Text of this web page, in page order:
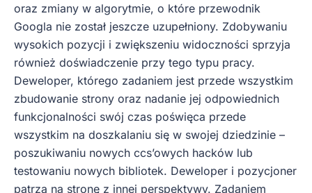
oraz zmiany w algorytmie, o które przewodnik
Googla nie został jeszcze uzupełniony. Zdobywaniu
wysokich pozycji i zwiększeniu widoczności sprzyja
również doświadczenie przy tego typu pracy.
Deweloper, którego zadaniem jest przede wszystkim
zbudowanie strony oraz nadanie jej odpowiednich
funkcjonalności swój czas poświęca przede
wszystkim na doszkalaniu się w swojej dziedzinie –
poszukiwaniu nowych ccs’owych hacków lub
testowaniu nowych bibliotek. Deweloper i pozycjoner
patrzą na stronę z innej perspektywy. Zadaniem